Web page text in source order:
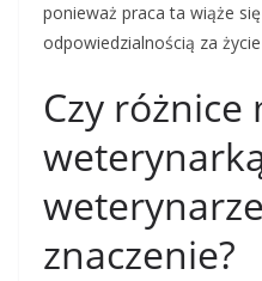
ponieważ praca ta wiąże
odpowiedzialnością za
Czy różnice
znaczenie?